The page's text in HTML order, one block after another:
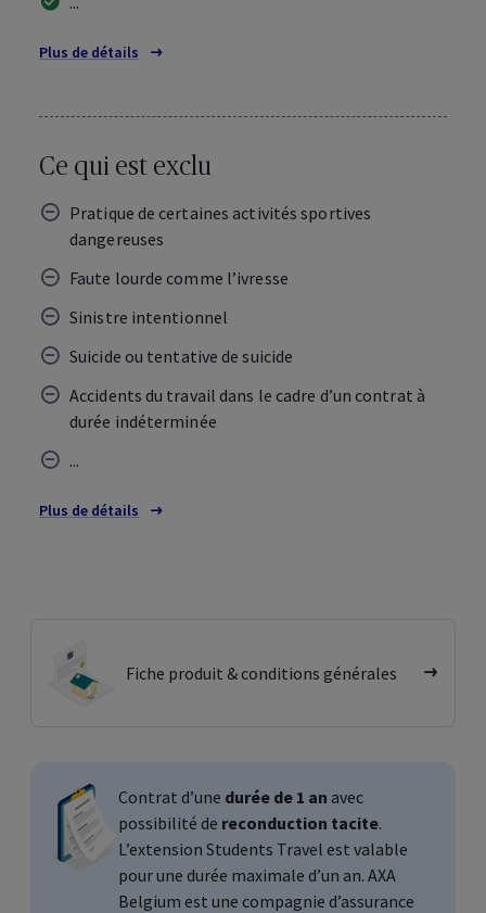
Plus de détails sur les couvertures
Ce qui est exclu
Pratique de certaines activités sportives
dangereuses
Faute lourde comme l’ivresse
Sinistre intentionnel
Suicide ou tentative de suicide
Accidents du travail dans le cadre d’un contrat à
durée indéterminée
...
Plus de détails sur les exclusions
Fiche produit & conditions générales
Contrat d’une durée de 1 an avec
possibilité de reconduction tacite.
L’extension Students Travel est valable
pour une durée maximale d’un an. AXA
Belgium est une compagnie d’assurance